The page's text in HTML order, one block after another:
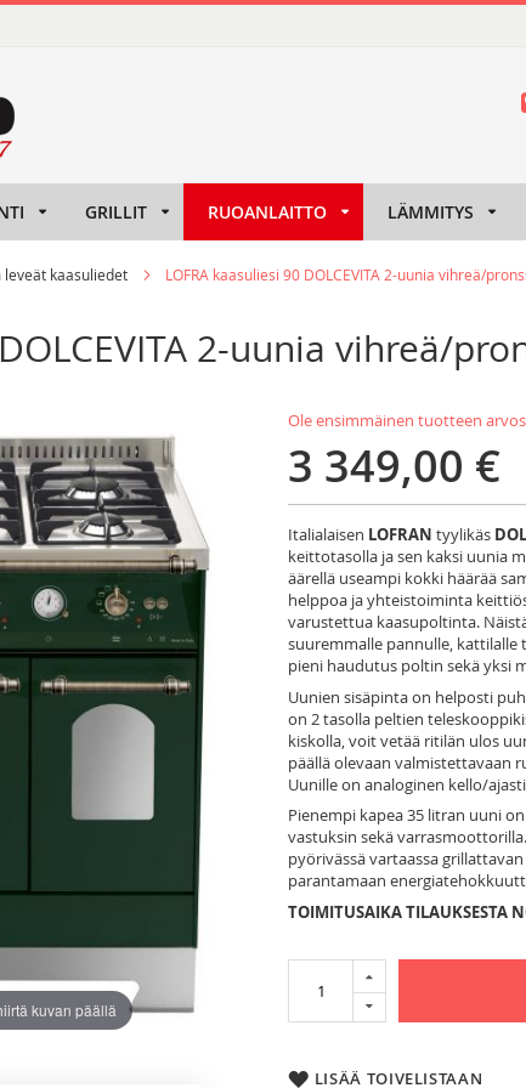
GRILLIT RUOANLAITTO LÄMMITYS
leveät kaasuliedet LOFRA kaasuliesi 90 DOLCEVITA 2-uunia vihreä/
2-uunia vihreä/
Ole ensimmäinen tuotteen
3 349,00 €
Italialaisen LOFRAN tyylikäs
keittotasolla ja sen kaksi uunia
äärellä useampi kokki häärää
helppoa ja yhteistoiminta
varustettua kaasupoltinta.
suuremmalle pannulle, kattilalle
pieni haudutus poltin sekä yksi
Uunien sisäpinta on helposti
on 2 tasolla peltien
kiskolla, voit vetää ritilän ulos
päällä olevaan valmistettavaan
Uunille on analoginen kello/
Pienempi kapea 35 litran uuni
vastuksin sekä
pyörivässä vartaassa
parantamaan
TOIMITUSAIKA TILAUKSESTA
LISÄÄ TOIVELISTAAN
kuvan päällä